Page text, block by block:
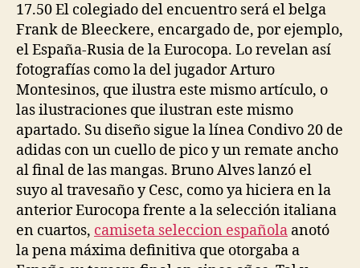
17.50 El colegiado del encuentro será el belga
Frank de Bleeckere, encargado de, por ejemplo,
el España-Rusia de la Eurocopa. Lo revelan así
fotografías como la del jugador Arturo
Montesinos, que ilustra este mismo artículo, o
las ilustraciones que ilustran este mismo
apartado. Su diseño sigue la línea Condivo 20 de
adidas con un cuello de pico y un remate ancho
al final de las mangas. Bruno Alves lanzó el
suyo al travesaño y Cesc, como ya hiciera en la
anterior Eurocopa frente a la selección italiana
en cuartos, camiseta seleccion española anotó
la pena máxima definitiva que otorgaba a